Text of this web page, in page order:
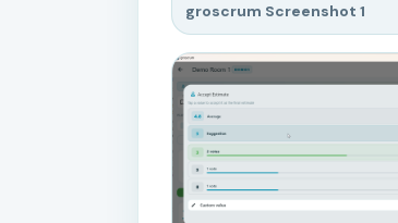
groscrum Screenshot 1